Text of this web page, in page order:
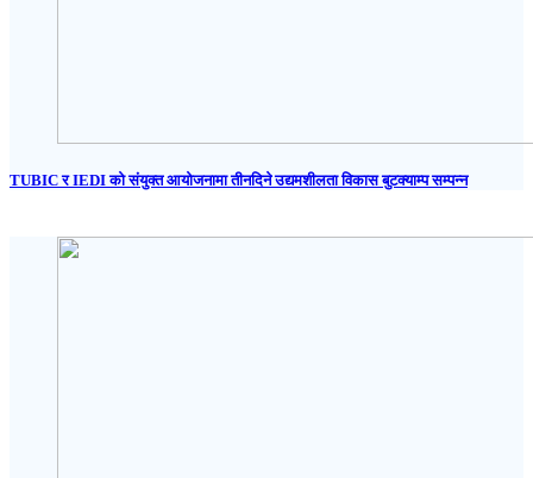
TUBIC र IEDI को संयुक्त आयोजनामा तीनदिने उद्यमशीलता विकास बुटक्याम्प सम्पन्न